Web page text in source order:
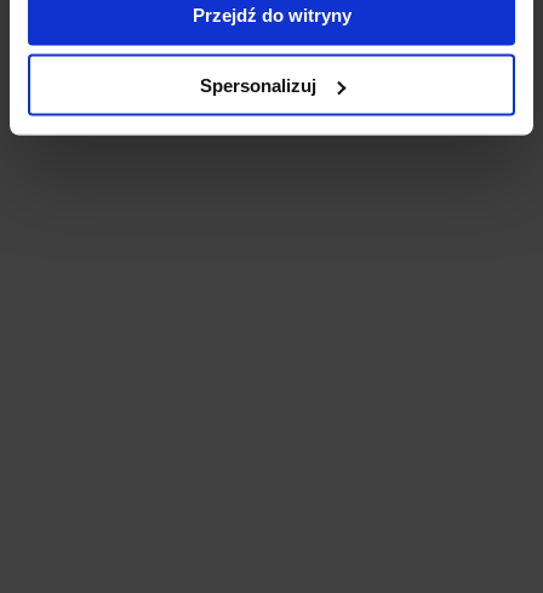
Przejdź do witryny
Spersonalizuj
22,00 zł